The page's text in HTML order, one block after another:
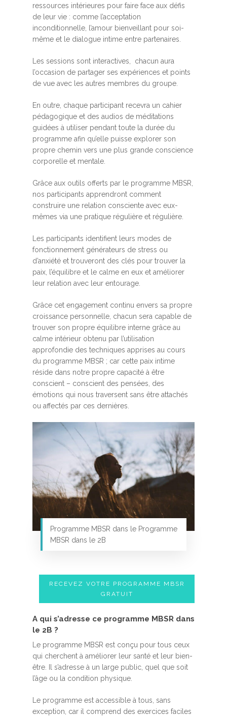
ressources intérieures pour faire face aux défis
de leur vie : comme l’acceptation
inconditionnelle, l’amour bienveillant pour soi-
même et le dialogue intime entre partenaires.
Les sessions sont interactives, chacun aura
l’occasion de partager ses expériences et points
de vue avec les autres membres du groupe.
En outre, chaque participant recevra un cahier
pédagogique et des audios de méditations
guidées à utiliser pendant toute la durée du
programme afin qu’elle puisse explorer son
propre chemin vers une plus grande conscience
corporelle et mentale.
Grâce aux outils offerts par le programme MBSR,
nos participants apprendront comment
construire une relation consciente avec eux-
mêmes via une pratique régulière et régulière.
Les participants identifient leurs modes de
fonctionnement générateurs de stress ou
d’anxiété et trouveront des clés pour trouver la
paix, l’équilibre et le calme en eux et améliorer
leur relation avec leur entourage.
Grâce cet engagement continu envers sa propre
croissance personnelle, chacun sera capable de
trouver son propre équilibre interne grâce au
calme intérieur obtenu par l’utilisation
approfondie des techniques apprises au cours
du programme MBSR ; car cette paix intime
réside dans notre propre capacité à être
conscient – conscient des pensées, des
émotions qui nous traversent sans être attachés
ou affectés par ces dernières.
Programme MBSR dans le Programme
MBSR dans le 2B
RECEVEZ VOTRE PROGRAMME MBSR
GRATUIT
A qui s’adresse ce programme MBSR dans
le 2B ?
Le programme MBSR est conçu pour tous ceux
qui cherchent à améliorer leur santé et leur bien-
être. Il s’adresse à un large public, quel que soit
l’âge ou la condition physique.
Le programme est accessible à tous, sans
exception, car il comprend des exercices faciles